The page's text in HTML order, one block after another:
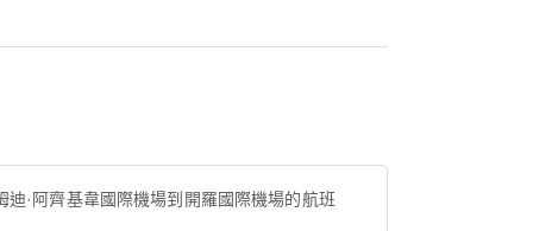
迪·阿齊基韋國際機場到開羅國際機場的航班